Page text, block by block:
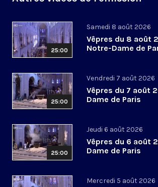
25:00
Samedi 8 août 2026
Vêpres du 8 août
Notre-Dame de
25:00
Vendredi 7 août 2026
Vêpres du 7 août
Dame de Paris
25:00
Jeudi 6 août 2026
Vêpres du 6 août
Dame de Paris
Mercredi 5 août 2026